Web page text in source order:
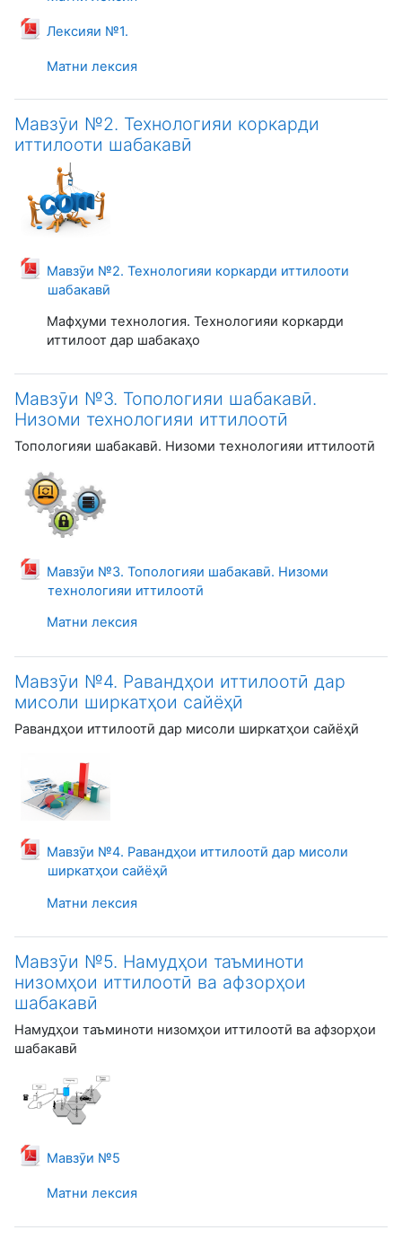
Лексияи №1.
Файл
Матни лексия
Мавзӯи №2. Технологияи коркарди
иттилооти шабакавӣ
Мавзӯи №2. Технологияи коркарди иттилооти
шабакавӣ
Файл
Мафҳуми технология. Технологияи коркарди
иттилоот дар шабакаҳо
Мавзӯи №3. Топологияи шабакавӣ.
Низоми технологияи иттилоотӣ
Топологияи шабакавӣ. Низоми технологияи иттилоотӣ
Мавзӯи №3. Топологияи шабакавӣ. Низоми
технологияи иттилоотӣ
Файл
Матни лексия
Мавзӯи №4. Равандҳои иттилоотӣ дар
мисоли ширкатҳои сайёҳӣ
Равандҳои иттилоотӣ дар мисоли ширкатҳои сайёҳӣ
Мавзӯи №4. Равандҳои иттилоотӣ дар мисоли
ширкатҳои сайёҳӣ
Файл
Матни лексия
Мавзӯи №5. Намудҳои таъминоти
низомҳои иттилоотӣ ва афзорҳои
шабакавӣ
Намудҳои таъминоти низомҳои иттилоотӣ ва афзорҳои
шабакавӣ
Мавзӯи №5
Файл
Матни лексия